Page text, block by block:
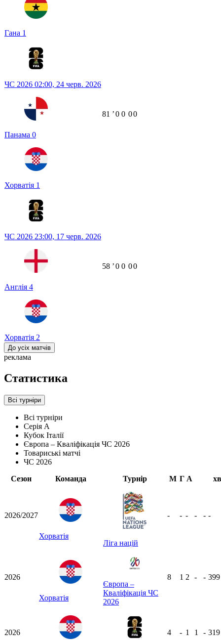
Гана 1
ЧС 2026 02:00, 24 черв. 2026
Панама 0
Хорватія 1
81 ʼ0 0 00
ЧС 2026 23:00, 17 черв. 2026
Англія 4
Хорватія 2
58 ʼ0 0 00
До усіх матчів
реклама
Статистика
Всі турніри
Всі турніри
Серія А
Кубок Італії
Європа – Кваліфікація ЧС 2026
Товариські матчі
ЧС 2026
Сезон
Команда Турнір М Г А хв
2026/2027
Хорватія
Ліга націй
- - - - - -
2026
Хорватія
Європа –
Кваліфікація ЧС
2026
8 1 2 - -
2026 4 - 1 1 -